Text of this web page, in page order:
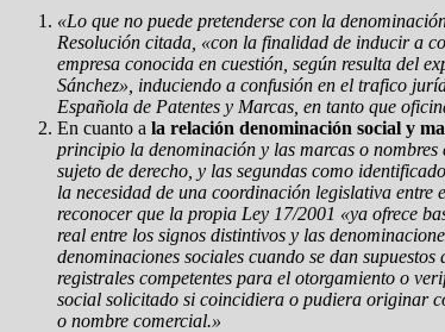
«Lo que no puede pretenderse con la
Resolución citada, «con la finalidad de inducir a
empresa conocida en cuestión, según resulta del
Sánchez», induciendo a confusión en el trafico
Española de Patentes y Marcas, en tanto que
En cuanto a la relación denominación social y
principio la denominación y las marcas o
sujeto de derecho, y las segundas como
la necesidad de una coordinación legislativa entre
reconocer que la propia Ley 17/2001 «ya ofrece
real entre los signos distintivos y las
denominaciones sociales cuando se dan
registrales competentes para el otorgamiento o
social solicitado si coincidiera o pudiera originar
o nombre comercial.»